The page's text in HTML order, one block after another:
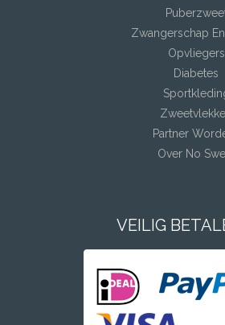
Zwangerschap
Opvliegers
Diabetes
Partner
Over No
VEILIG